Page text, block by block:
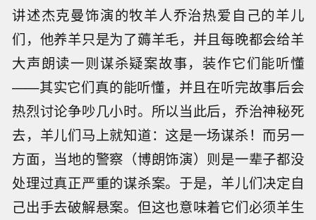
讲述杰克曼饰演的牧羊人乔治热爱自己的羊儿
们，他养羊只是为了薅羊毛，并且每晚都会给羊
大声朗读一则谋杀疑案故事，装作它们能听懂
——其实它们真的能听懂，并且在听完故事后会
热烈讨论争吵几小时。所以当此后，乔治神秘死
去，羊儿们马上就知道：这是一场谋杀！而另一
方面，当地的警察（博朗饰演）则是一辈子都没
处理过真正严重的谋杀案。于是，羊儿们决定自
己出手去破解悬案。但这也意味着它们必须羊生